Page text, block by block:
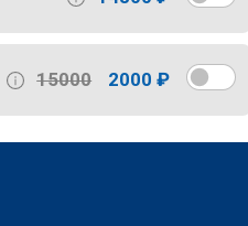
15000 2000 ₽